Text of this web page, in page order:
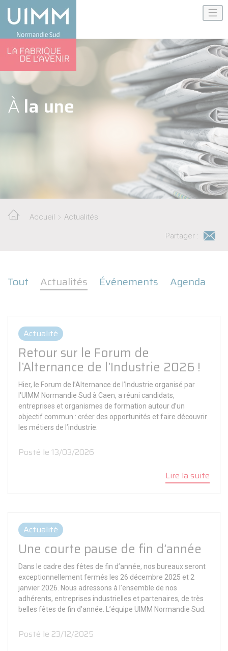
À la une
Accueil Actualités
Partager :
Tout Actualités Événements Agenda
Actualité
Retour sur le Forum de
l’Alternance de l’Industrie 2026 !
Hier, le Forum de l’Alternance de l’Industrie organisé par
l'UIMM Normandie Sud à Caen, a réuni candidats,
entreprises et organismes de formation autour d’un
objectif commun : créer des opportunités et faire découvrir
les métiers de l’industrie.
Posté le 13/03/2026
Lire la suite
Actualité
Une courte pause de fin d’année
Dans le cadre des fêtes de fin d’année, nos bureaux seront
exceptionnellement fermés les 26 décembre 2025 et 2
janvier 2026. Nous adressons à l’ensemble de nos
adhérents, entreprises industrielles et partenaires, de très
belles fêtes de fin d’année. L’équipe UIMM Normandie Sud.
Posté le 23/12/2025